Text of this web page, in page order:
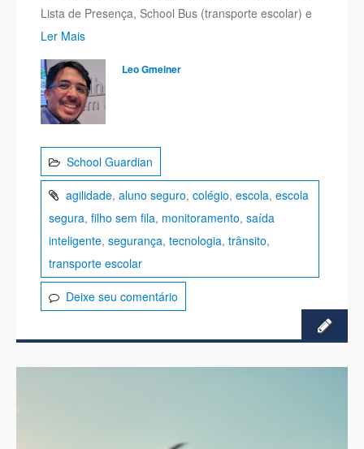
Lista de Presença, School Bus (transporte escolar) e
Ler Mais
Leo Gmeiner
School Guardian
agilidade,aluno seguro,colégio,escola,escola
segura,filho sem fila, monitoramento,saída
inteligente,segurança,tecnologia,trânsito,
transporte escolar
Deixe seu comentário